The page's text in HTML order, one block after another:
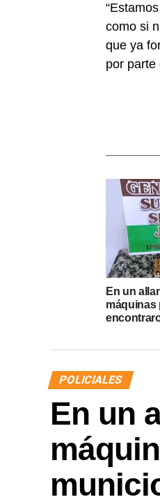
como si
que ya
por parte
En un
máquinas
POLICIALES
En un